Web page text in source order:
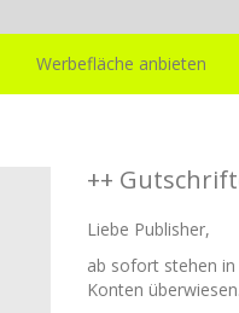
Werbefläche anbieten
++
Liebe Publisher,
ab sofort stehen
Konten überwiesen.